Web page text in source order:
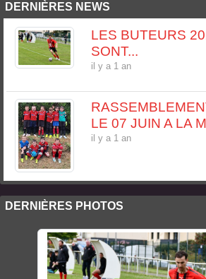
DERNIÈRES NEWS
LES BUTEURS
SONT...
il y a 1 an
LE 07 JUIN A LA
il y a 1 an
DERNIÈRES PHOTOS